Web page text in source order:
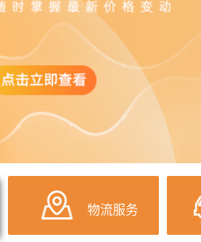
物流服务